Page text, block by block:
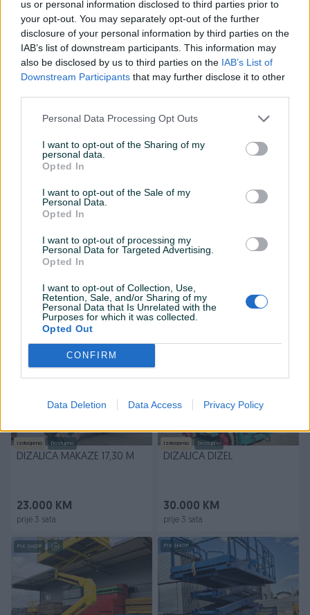
us or personal information disclosed to third parties prior to
your opt-out. You may separately opt-out of the further
disclosure of your personal information by third parties on the
IAB’s list of downstream participants. This information may
also be disclosed by us to third parties on the IAB’s List of
Downstream Participants that may further disclose it to other
Personal Data Processing Opt Outs
I want to opt-out of the Sharing of my
personal data.
Opted In
I want to opt-out of the Sale of my
Personal Data.
Opted In
I want to opt-out of processing my
Personal Data for Targeted Advertising.
Opted In
I want to opt-out of Collection, Use,
Retention, Sale, and/or Sharing of my
Personal Data that Is Unrelated with the
Purposes for which it was collected.
Opted Out
CONFIRM
Data Deletion Data Access Privacy Policy
Elektro-hidraulična
dvostubna auto dizalica 4
tone
prije jednog sata
Dostupno
TELESKOP KRUZNI
prije jednog sata
Dostupno
KRAN KATANEO
16.500 KM
prije jednog sata
PIK SHOP
Izdvojeno
KRAN BENEDINI
19.500 KM
prije jednog sata
PIK SHOP
Izdvojeno Dostupno
DIZALICA MAKAZE 17,30 M
23.000 KM
prije 3 sata
PIK SHOP
Izdvojeno Dostupno
DIZALICA DIZEL
30.000 KM
prije 3 sata
PIK SHOP PIK SHOP